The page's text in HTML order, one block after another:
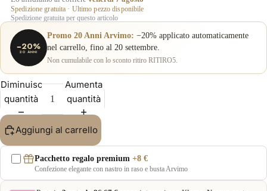
Spedizione gratuita · Ultimo pezzo disponibile
Spedizione gratuita per questo articolo
−20%
20 ANNI
Promo 20 Anni Arvimo: −20% applicato automaticamente
nel carrello, fino al 20 settembre.
Non cumulabile con lo sconto ritiro RITIRO5.
Diminuisci
quantità
Aumenta
quantità
Aggiungi al carrello
Pacchetto regalo premium +8 €
Confezione elegante con nastro in raso e busta Arvimo